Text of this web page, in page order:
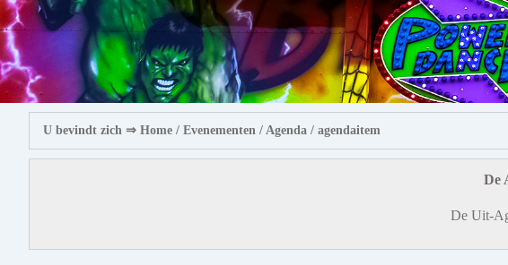
U bevindt zich ⇒ Home / Evenementen / Agenda / agendaitem
De
De Uit-